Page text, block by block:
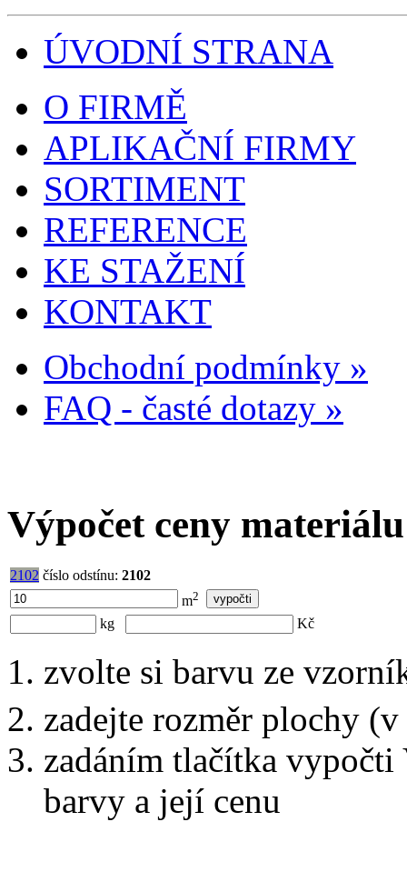
ÚVODNÍ STRANA
O FIRMĚ
APLIKAČNÍ FIRMY
SORTIMENT
REFERENCE
KE STAŽENÍ
KONTAKT
Obchodní podmínky »
FAQ - časté dotazy »
Výpočet ceny materiálu
2102 číslo odstínu: 2102
m2
kg Kč
zvolte si barvu ze
zadejte rozměr plochy (v
zadáním tlačítka vypočti
barvy a její cenu